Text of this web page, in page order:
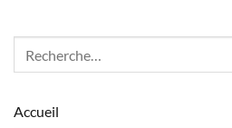
Accueil